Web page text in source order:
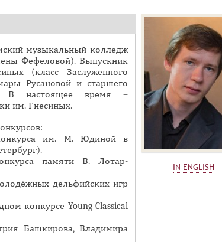
музыкальный колледж
Фефеловой). Выпускник
(класс Заслуженного
Русановой и старшего
В настоящее время –
им. Гнесиных.
им. М. Юдиной в
памяти В. Лотар-
дельфийских игр
конкурсе Young Classical
Башкирова, Владимира
IN ENGLISH